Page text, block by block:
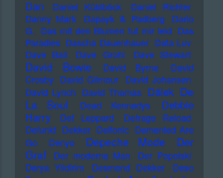
Dan
Daniel Küblböck
Daniel Richter
Danny Mark
Dapayk & Padberg
Dario
G. Das mit den Blumen tut mir leid Das
Paradies Dascha Dauenhauer Data Luv
Dave Ball
Dave Grohl Dave Stewart
David Bowie David Byrne
David
Crosby David Gilmour David Johansen
David Lynch David Thomas Dälek De
La Soul
Dead Kennedys
Debbie
Harry
Def Leppard
Defrage Reload
Defunkt Dekker Delfonic Demented Are
Go
Denyo Depeche Mode
Der
Graf
Der moderne Man
Der Popolski
Derya Yildirim
Desmond Dekker
Deso